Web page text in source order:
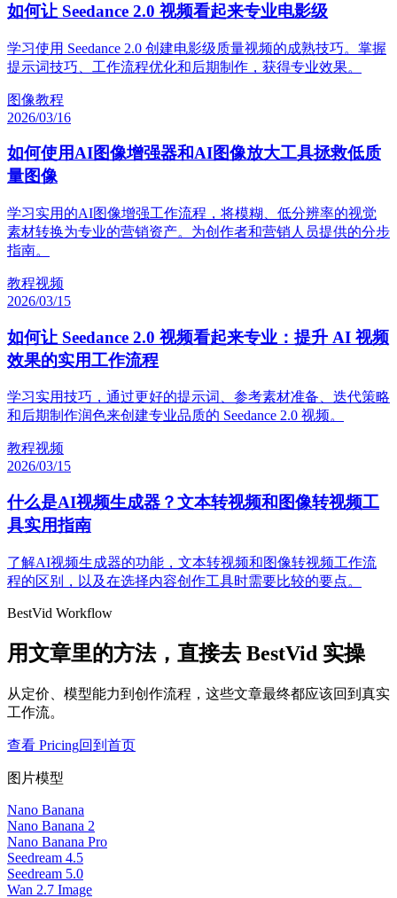
如何让 Seedance 2.0 视频看起来专业电影级
学习使用 Seedance 2.0 创建电影级质量视频的成熟技巧。掌握
提示词技巧、工作流程优化和后期制作，获得专业效果。
图像教程
2026/03/16
如何使用AI图像增强器和AI图像放大工具拯救低质
量图像
学习实用的AI图像增强工作流程，将模糊、低分辨率的视觉
素材转换为专业的营销资产。为创作者和营销人员提供的分步
指南。
教程视频
2026/03/15
如何让 Seedance 2.0 视频看起来专业：提升 AI 视频
效果的实用工作流程
学习实用技巧，通过更好的提示词、参考素材准备、迭代策略
和后期制作润色来创建专业品质的 Seedance 2.0 视频。
教程视频
2026/03/15
什么是AI视频生成器？文本转视频和图像转视频工
具实用指南
了解AI视频生成器的功能，文本转视频和图像转视频工作流
程的区别，以及在选择内容创作工具时需要比较的要点。
BestVid Workflow
用文章里的方法，直接去 BestVid 实操
从定价、模型能力到创作流程，这些文章最终都应该回到真实
工作流。
查看 Pricing回到首页
图片模型
Nano Banana
Nano Banana 2
Nano Banana Pro
Seedream 4.5
Seedream 5.0
Wan 2.7 Image